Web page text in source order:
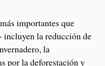
importantes que
incluyen la reducción de
la
por la deforestación y